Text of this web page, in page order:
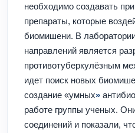
необходимо создавать
препараты, которые
биомишени. В
направлений является
противотуберкулёзным
идет поиск новых
создание «умных»
работе группы ученых.
соединений и показали,